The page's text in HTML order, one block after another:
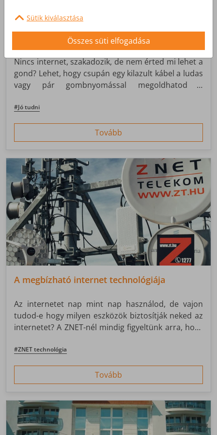
Mit tegyél, ha hibát észlelsz
Nincs internet, szakadozik, de nem érted mi lehet a
gond? Lehet, hogy csupán egy kilazult kábel a ludas
vagy pár gombnyomással megoldhatod a
ennél összetettebbek, ilyenkor már érdemes a
#Jó tudni
Tovább
A megbízható internet technológiája
Az internetet nap mint nap használod, de vajon
tudod-e hogy milyen eszközök biztosítják neked az
internetet? A ZNET-nél mindig figyeltünk arra, hogy
fejlesztéséhez. Tudjuk, hogy ez a kulcsa a
#ZNET technológia
Tovább
Sütik kiválasztása
Összes süti elfogadása